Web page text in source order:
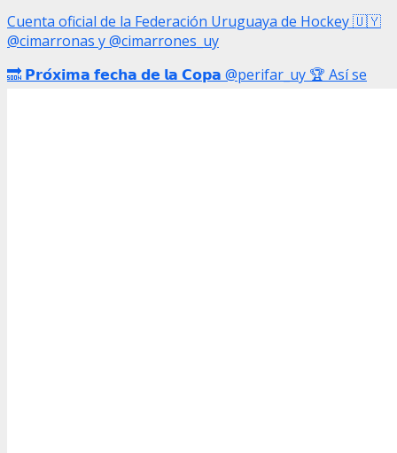
Cuenta oficial de la Federación Uruguaya de Hockey 🇺🇾
@cimarronas y @cimarrones_uy
🔜 𝗣𝗿𝗼́𝘅𝗶𝗺𝗮 𝗳𝗲𝗰𝗵𝗮 𝗱𝗲 𝗹𝗮 𝗖𝗼𝗽𝗮 @perifar_uy 🏆 Así se